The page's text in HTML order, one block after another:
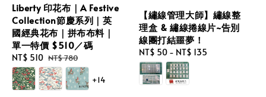
Liberty 印花布｜A Festive
Collection節慶系列｜英
國經典花布｜拼布布料｜
單一特價 $510／碼
Sale
price
NT$ 510 Regular
price
NT$ 780
+14
【繡線管理大師】繡線整
理盒 & 繡線捲線片~告別
線團打結噩夢！
Regular
price
NT$ 50 - NT$ 135